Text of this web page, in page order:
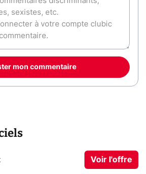
mon commentaire
Voir l'offre